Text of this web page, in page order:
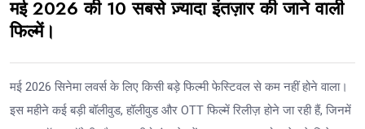
मई 2026 की 10 सबसे ज़्यादा इंतज़ार की जाने वाली
फिल्में।
मई 2026 सिनेमा लवर्स के लिए किसी बड़े फिल्मी फेस्टिवल से कम नहीं होने वाला।
इस महीने कई बड़ी बॉलीवुड, हॉलीवुड और OTT फिल्में रिलीज़ होने जा रही हैं, जिनमें